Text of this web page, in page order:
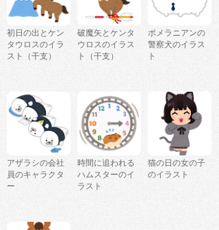
初日の出とケン
タウロスのイラ
スト（干支）
破魔矢とケンタ
ウロスのイラス
ト（干支）
ポメラニアンの
警察犬のイラス
ト
アザラシの会社
員のキャラクタ
ー
時間に追われる
ハムスターのイ
ラスト
猫の日の女の子
のイラスト